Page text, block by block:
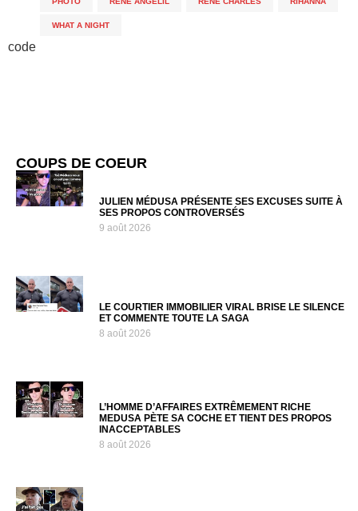
WHAT A NIGHT
code
COUPS DE COEUR
JULIEN MÉDUSA PRÉSENTE SES EXCUSES SUITE À
SES PROPOS CONTROVERSÉS
9 août 2026
LE COURTIER IMMOBILIER VIRAL BRISE LE SILENCE
ET COMMENTE TOUTE LA SAGA
8 août 2026
L’HOMME D’AFFAIRES EXTRÊMEMENT RICHE
MEDUSA PÈTE SA COCHE ET TIENT DES PROPOS
INACCEPTABLES
8 août 2026